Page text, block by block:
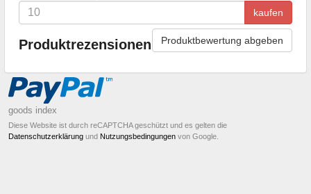
kaufen
Produktrezensionen Produktbewertung abgeben
goods index
Diese Website ist durch reCAPTCHA geschützt und es gelten die
Datenschutzerklärung und Nutzungsbedingungen von Google.